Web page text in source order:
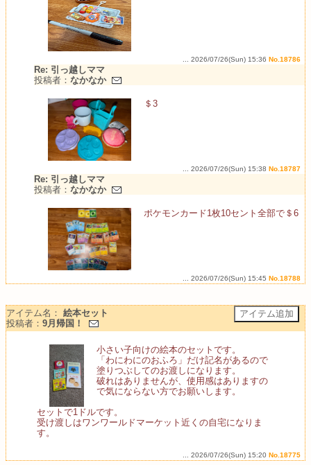
... 2026/07/26(Sun) 15:36 No.18786
Re: 引っ越しママ
投稿者： なかなか
＄3
... 2026/07/26(Sun) 15:38 No.18787
Re: 引っ越しママ
投稿者： なかなか
ポケモンカード1枚10セント全部で＄6
... 2026/07/26(Sun) 15:45 No.18788
アイテム名： 絵本セット
投稿者： 9月帰国！
小さい子向けの絵本のセットです。
「わにわにのおふろ」だけ記名があるので
塗りつぶしてのお渡しになります。
破れはありませんが、使用感はありますの
で気にならない方でお願いします。
セットで1ドルです。
受け渡しはワンワールドマーケット近くの自宅になりま
す。
... 2026/07/26(Sun) 15:20 No.18775